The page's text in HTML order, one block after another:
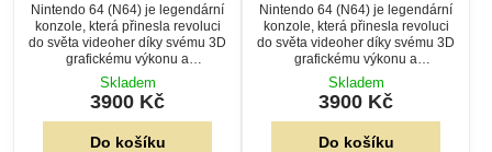
Nintendo 64 (N64) je legendární
konzole, která přinesla revoluci
do světa videoher díky svému 3D
grafickému výkonu a
inovativnímu ovladači s
analogovou páčkou.
Skladem
3900 Kč
Do košíku
Nintendo 64 (N64) je legendární
konzole, která přinesla revoluci
do světa videoher díky svému 3D
grafickému výkonu a
inovativnímu ovladači s
analogovou páčkou.
Skladem
3900 Kč
Do košíku